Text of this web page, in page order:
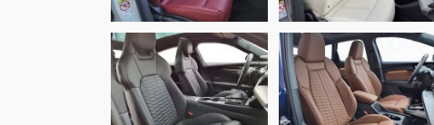
Audi e-tron GT
Audi Q4, Alba